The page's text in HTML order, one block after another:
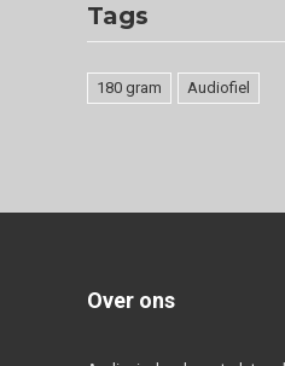
Tags
180 gram Audiofiel
Over ons